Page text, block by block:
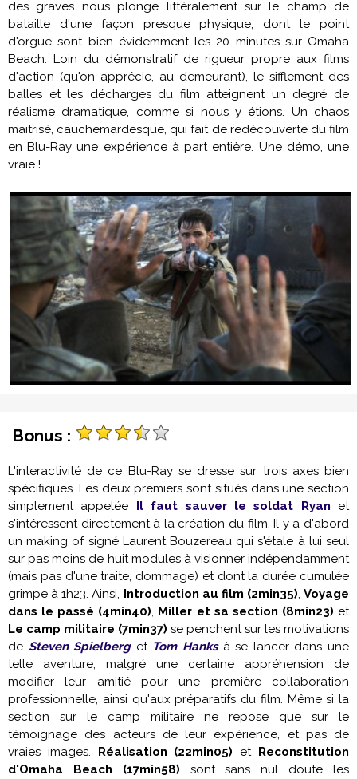
des graves nous plonge littéralement sur le champ de
bataille d'une façon presque physique, dont le point
d'orgue sont bien évidemment les 20 minutes sur Omaha
Beach. Loin du démonstratif de rigueur propre aux films
d'action (qu'on apprécie, au demeurant), le sifflement des
balles et les décharges du film atteignent un degré de
réalisme dramatique, comme si nous y étions. Un chaos
maitrisé, cauchemardesque, qui fait de redécouverte du film
en Blu-Ray une expérience à part entière. Une démo, une
vraie !
Bonus :
L'interactivité de ce Blu-Ray se dresse sur trois axes bien
spécifiques. Les deux premiers sont situés dans une section
simplement appelée Il faut sauver le soldat Ryan et
s'intéressent directement à la création du film. Il y a d'abord
un making of signé Laurent Bouzereau qui s'étale à lui seul
sur pas moins de huit modules à visionner indépendamment
(mais pas d'une traite, dommage) et dont la durée cumulée
grimpe à 1h23. Ainsi, Introduction au film (2min35), Voyage
dans le passé (4min40), Miller et sa section (8min23) et
Le camp militaire (7min37) se penchent sur les motivations
de Steven Spielberget Tom Hanksà se lancer dans une
telle aventure, malgré une certaine appréhension de
modifier leur amitié pour une première collaboration
professionnelle, ainsi qu'aux préparatifs du film. Même si la
section sur le camp militaire ne repose que sur le
témoignage des acteurs de leur expérience, et pas de
vraies images. Réalisation (22min05) et Reconstitution
d'Omaha Beach (17min58) sont sans nul doute les